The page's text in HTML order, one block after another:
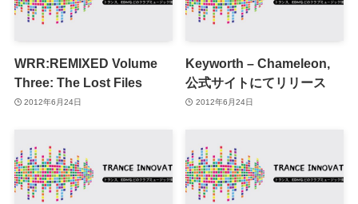
WRR:REMIXED Volume
Three: The Lost Files
2012年6月24日
Keyworth – Chameleon,
公式サイトにてリリース
2012年6月24日